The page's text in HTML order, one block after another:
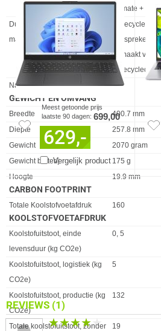
Climate +
Duurzame technologieën en
materialen
Gerecycled
gemaakt van
gerecycled
Naleving van duurzaamheid
✓︎
GEWICHT EN OMVANG
Eigenschap Waarde
Breedte
400.7 mm
Diepte
257.8 mm
Gewicht
2070 gram
Gewicht batterij
175 g
Hoogte
19.9 mm
CARBON FOOTPRINT
Eigenschap Waarde
Totale Koolstofvoetafdruk 160
KOOLSTOFVOETAFDRUK
Eigenschap Waarde
Koolstofuitstoot, einde
levensduur (kg CO2e)
0, 5
Koolstofuitstoot, logistiek (kg
CO2e)
5
Koolstofuitstoot, productie (kg
CO2e)
132
Totale koolstofuitstoot, zonder
19
Vergelijk product
Meest getoonde prijs
laatste 90 dagen: 699,00
629,-
REVIEWS (1)
★★★★★
★★★★★